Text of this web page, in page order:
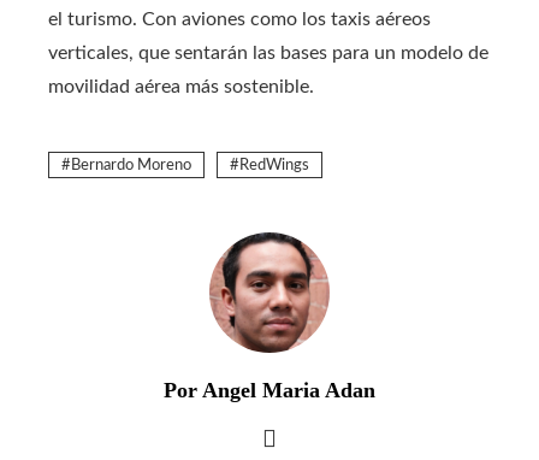
el turismo. Con aviones como los taxis aéreos
verticales, que sentarán las bases para un modelo de
movilidad aérea más sostenible.
Bernardo Moreno RedWings
Por Angel Maria Adan